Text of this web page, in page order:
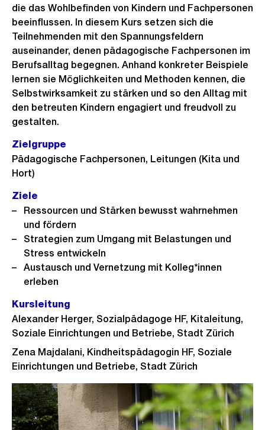
die das Wohlbefinden von Kindern und Fachpersonen
beeinflussen. In diesem Kurs setzen sich die
Teilnehmenden mit den Spannungsfeldern
auseinander, denen pädagogische Fachpersonen im
Berufsalltag begegnen. Anhand konkreter Beispiele
lernen sie Möglichkeiten und Methoden kennen, die
Selbstwirksamkeit zu stärken und so den Alltag mit
den betreuten Kindern engagiert und freudvoll zu
gestalten.
Zielgruppe
Pädagogische Fachpersonen, Leitungen (Kita und
Hort)
Ziele
Ressourcen und Stärken bewusst wahrnehmen
und fördern
Strategien zum Umgang mit Belastungen und
Stress entwickeln
Austausch und Vernetzung mit Kolleg*innen
erleben
Kursleitung
Alexander Herger, Sozialpädagoge HF, Kitaleitung,
Soziale Einrichtungen und Betriebe, Stadt Zürich
Zena Majdalani, Kindheitspädagogin HF, Soziale
Einrichtungen und Betriebe, Stadt Zürich